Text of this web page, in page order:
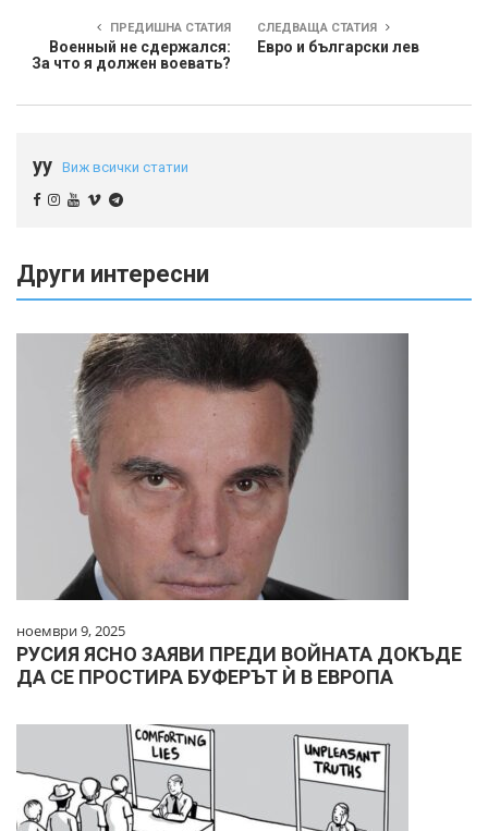
ПРЕДИШНА СТАТИЯ
Военный не сдержался:
За что я должен воевать?
СЛЕДВАЩА СТАТИЯ
Евро и български лев
yy Виж всички статии
Други интересни
ноември 9, 2025
РУСИЯ ЯСНО ЗАЯВИ ПРЕДИ ВОЙНАТА ДОКЪДЕ
ДА СЕ ПРОСТИРА БУФЕРЪТ Ѝ В ЕВРОПА